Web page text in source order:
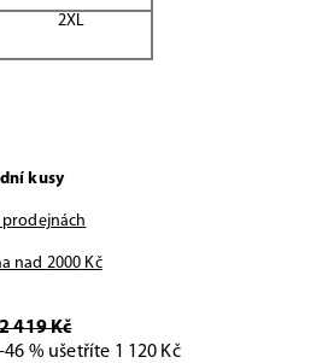
2XL
kusy
nad 2000 Kč
2 419 Kč
-46 % ušetříte 1 120 Kč